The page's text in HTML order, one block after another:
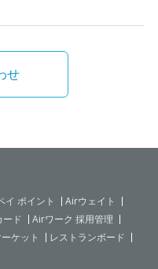
せ
イ ポイント
Airウェイト
ド
Airワーク 採用管理
ケット
レストランボード